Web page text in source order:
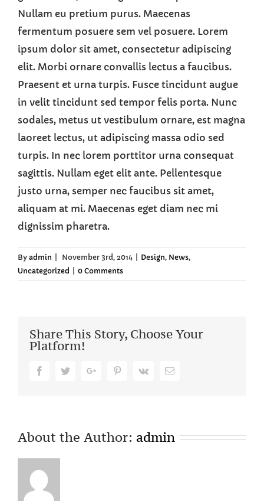
Nullam eu pretium purus. Maecenas
fermentum posuere sem vel posuere. Lorem
ipsum dolor sit amet, consectetur adipiscing
elit. Morbi ornare convallis lectus a faucibus.
Praesent et urna turpis. Fusce tincidunt augue
in velit tincidunt sed tempor felis porta. Nunc
sodales, metus ut vestibulum ornare, est magna
laoreet lectus, ut adipiscing massa odio sed
turpis. In nec lorem porttitor urna consequat
sagittis. Nullam eget elit ante. Pellentesque
justo urna, semper nec faucibus sit amet,
aliquam at mi. Maecenas eget diam nec mi
dignissim pharetra.
By admin November 3rd, 2014 Design, News,
Uncategorized
0 Comments
Share This Story, Choose Your
Platform!
FacebookTwitterGoogle+ PinterestVk Email
About the Author: admin